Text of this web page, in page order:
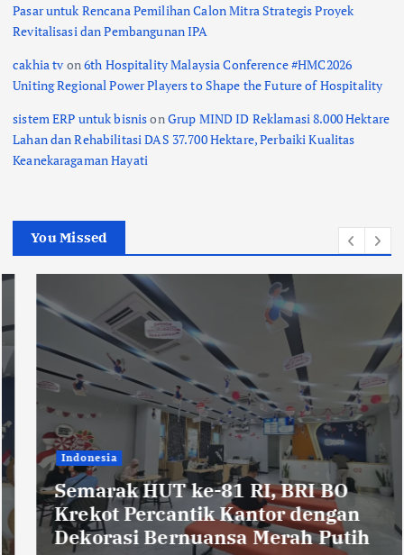
Pasar untuk Rencana Pemilihan Calon Mitra Strategis Proyek
Revitalisasi dan Pembangunan IPA
cakhia tv on6th Hospitality Malaysia Conference #HMC2026
Uniting Regional Power Players to Shape the Future of Hospitality
sistem ERP untuk bisnisonGrup MIND ID Reklamasi 8.000 Hektare
Lahan dan Rehabilitasi DAS 37.700 Hektare, Perbaiki Kualitas
Keanekaragaman Hayati
You Missed
Indonesia
Semarak HUT ke-81 RI, BRI BO
Krekot Percantik Kantor dengan
Dekorasi Bernuansa Merah Putih